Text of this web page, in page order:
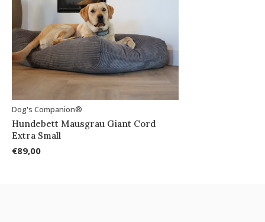
Dog's Companion®
Hundebett Mausgrau Giant Cord
Extra Small
€89,00